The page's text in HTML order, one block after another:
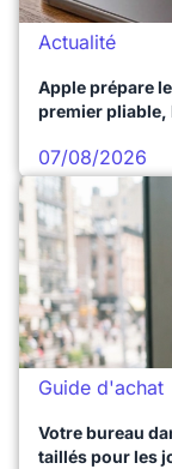
Actualité
Apple prépare
premier
07/08/2026
Guide d'achat
Votre bureau
taillés pour les